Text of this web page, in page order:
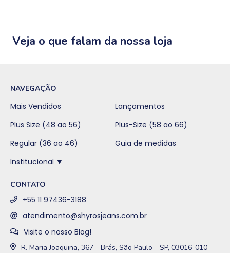
Veja o que falam da nossa loja
NAVEGAÇÃO
Mais Vendidos
Lançamentos
Plus Size (48 ao 56)
Plus-Size (58 ao 66)
Regular (36 ao 46)
Guia de medidas
Institucional ▼
CONTATO
+55 11 97436-3188
atendimento@shyrosjeans.com.br
Visite o nosso Blog!
R. Maria Joaquina, 367 - Brás, São Paulo - SP, 03016-010